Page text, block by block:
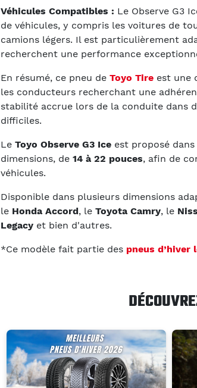
Véhicules Compatibles : Le Observe G3
de véhicules, y compris les voitures de
camions légers. Il est particulièrement
recherchent une performance
En résumé, ce pneu de Toyo Tire est une
les conducteurs recherchant une
stabilité accrue lors de la conduite dans
difficiles.
Le Toyo Observe G3 Ice est proposé
dimensions, de 14 à 22 pouces, afin de
véhicules.
Disponible dans plusieurs dimensions
le Honda Accord, le Toyota Camry, le
Legacy et bien d'autres.
*Ce modèle fait partie des pneus d’hiver